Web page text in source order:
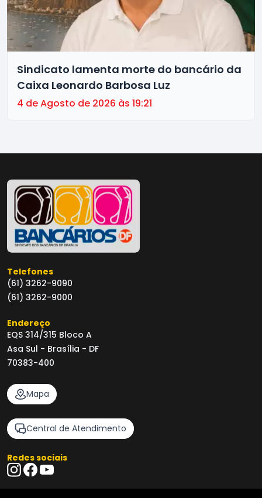
Sindicato lamenta morte do bancário da
Caixa Leonardo Barbosa Luz
4 de Agosto de 2026 às 19:21
Telefones
(61) 3262-9090
(61) 3262-9000
Endereço
EQS 314/315 Bloco A
Asa Sul - Brasília - DF
70383-400
Mapa
Central de Atendimento
Redes sociais